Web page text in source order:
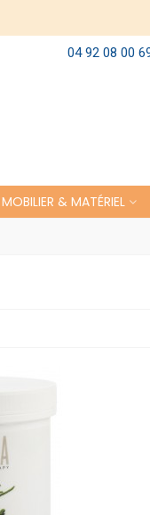
04 92 08 00
MOBILIER & MATÉRIEL